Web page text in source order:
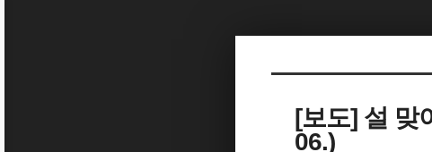
[보도] 설 맞
06.)
Sketchbook5, 스케치북5